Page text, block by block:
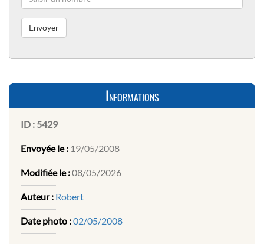
Informations
ID : 5429
Envoyée le : 19/05/2008
Modifiée le :08/05/2026
Auteur : Robert
Date photo :02/05/2008